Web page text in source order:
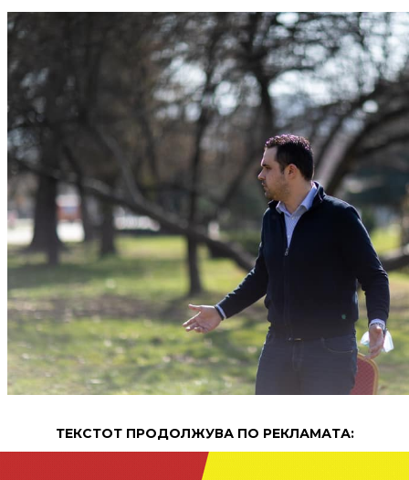
ТЕКСТОТ ПРОДОЛЖУВА ПО РЕКЛАМАТА: